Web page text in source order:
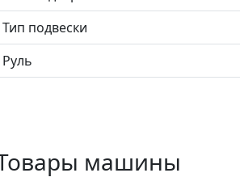
Тип подвески
Руль
машины